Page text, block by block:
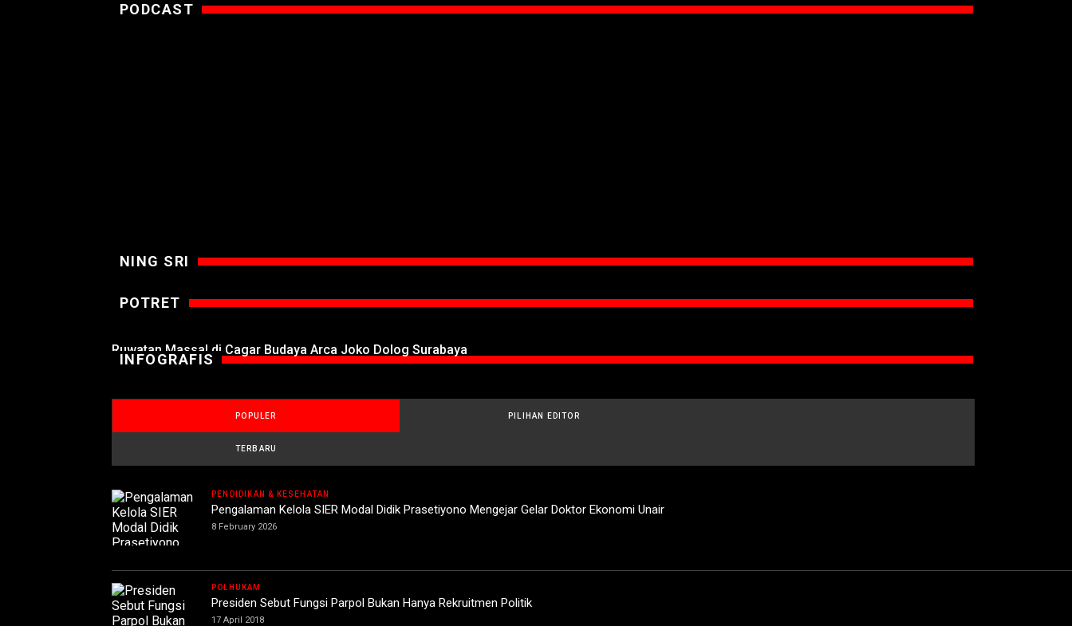
PODCAST
NING SRI
POTRET
Ruwatan Massal di Cagar Budaya Arca Joko Dolog Surabaya
INFOGRAFIS
POPULER PILIHAN EDITOR
TERBARU
PENDIDIKAN & KESEHATAN
Pengalaman Kelola SIER Modal Didik Prasetiyono Mengejar Gelar Doktor Ekonomi Unair
8 February 2026
POLHUKAM
Presiden Sebut Fungsi Parpol Bukan Hanya Rekruitmen Politik
17 April 2018